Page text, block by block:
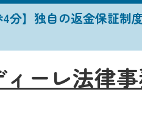
4分】独自の返金保証
ィーレ法律